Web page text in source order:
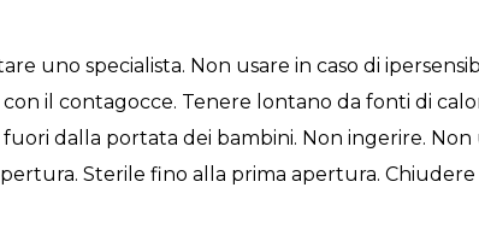
uno specialista. Non usare in caso di
il contagocce. Tenere lontano da fonti di
dalla portata dei bambini. Non ingerire.
Sterile fino alla prima apertura.